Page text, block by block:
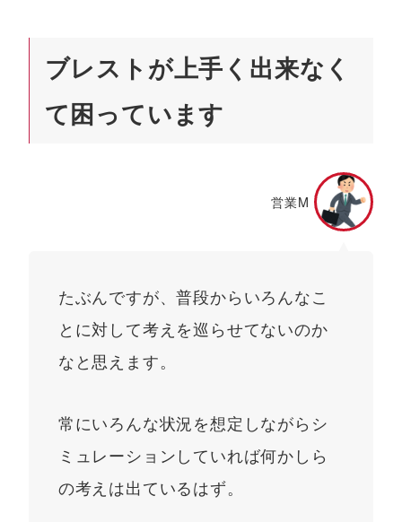
ブレストが上手く出来なく
て困っています
営業M
たぶんですが、普段からいろんなこ
とに対して考えを巡らせてないのか
なと思えます。
常にいろんな状況を想定しながらシ
ミュレーションしていれば何かしら
の考えは出ているはず。